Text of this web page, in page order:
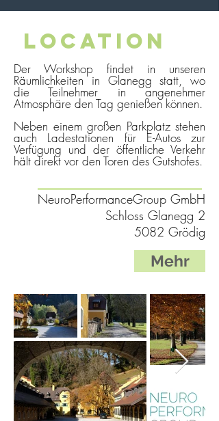
Location
Der Workshop findet in unseren
Räumlichkeiten in Glanegg statt, wo
die Teilnehmer in angenehmer
Atmosphäre den Tag genießen können.
Neben einem großen Parkplatz stehen
auch Ladestationen für E-Autos zur
Verfügung und der öffentliche Verkehr
hält direkt vor den Toren des Gutshofes.
NeuroPerformanceGroup GmbH
Schloss Glanegg 2
5082 Grödig
Mehr